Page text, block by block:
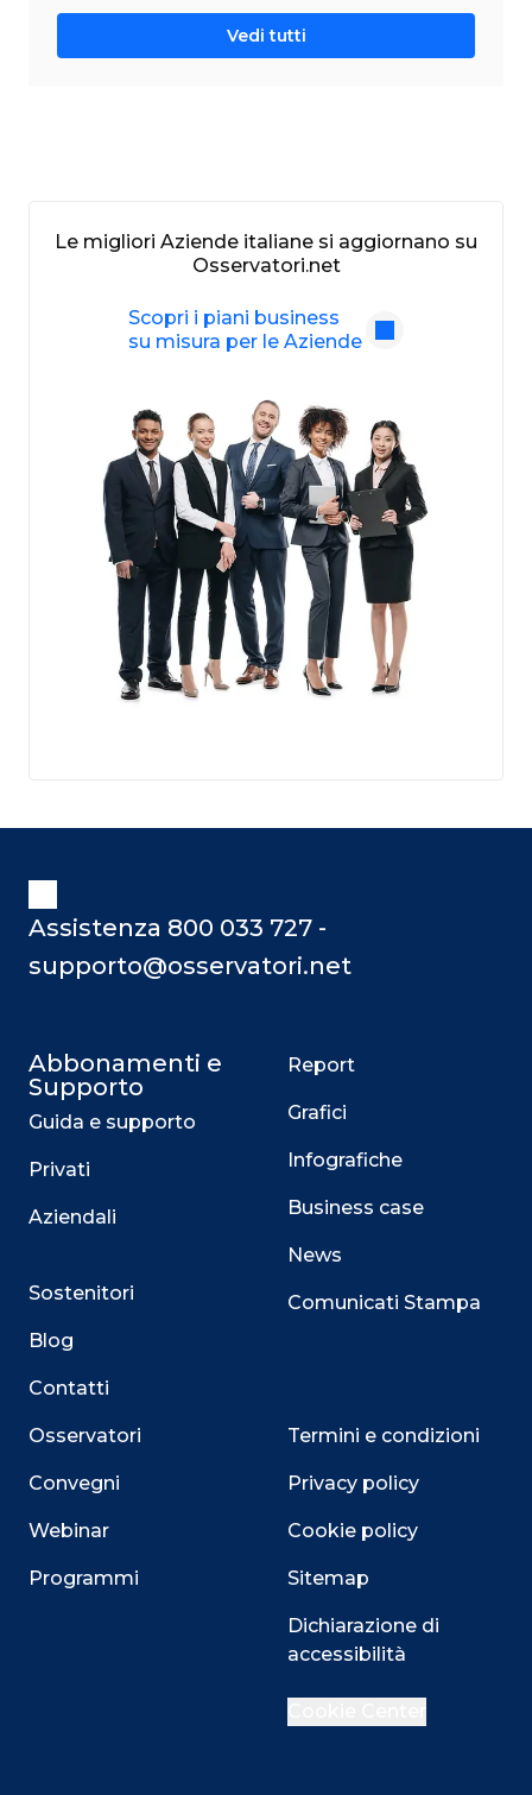
Vedi tutti
Le migliori Aziende italiane si aggiornano su
Osservatori.net
Scopri i piani business
su misura per le Aziende
Assistenza 800 033 727 -
supporto@osservatori.net
Abbonamenti e
Supporto
Guida e supporto
Privati
Aziendali
Sostenitori
Blog
Contatti
Osservatori
Convegni
Webinar
Programmi
Report
Grafici
Infografiche
Business case
News
Comunicati Stampa
Termini e condizioni
Privacy policy
Cookie policy
Sitemap
Dichiarazione di
accessibilità